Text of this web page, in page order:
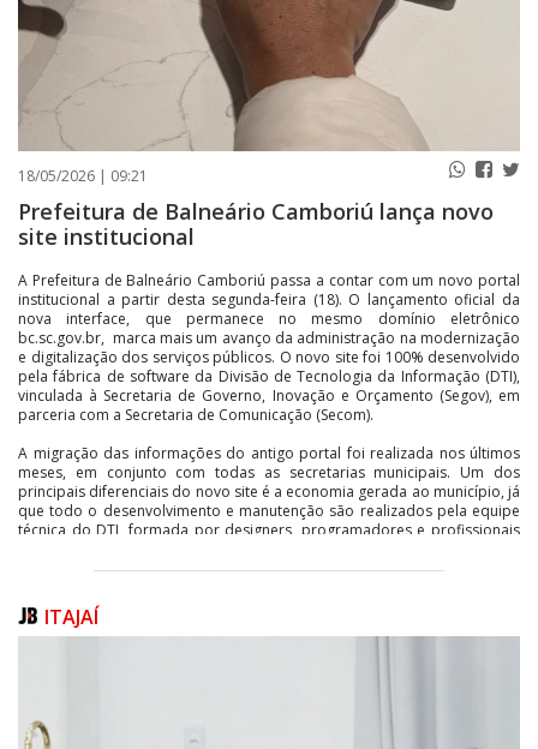
18/05/2026 | 09:21
Prefeitura de Balneário Camboriú lança novo
site institucional
A Prefeitura de Balneário Camboriú passa a contar com um novo portal
institucional a partir desta segunda-feira (18). O lançamento oficial da
nova interface, que permanece no mesmo domínio eletrônico
bc.sc.gov.br, marca mais um avanço da administração na modernização
e digitalização dos serviços públicos. O novo site foi 100% desenvolvido
pela fábrica de software da Divisão de Tecnologia da Informação (DTI),
vinculada à Secretaria de Governo, Inovação e Orçamento (Segov), em
parceria com a Secretaria de Comunicação (Secom).
A migração das informações do antigo portal foi realizada nos últimos
meses, em conjunto com todas as secretarias municipais. Um dos
principais diferenciais do novo site é a economia gerada ao município, já
que todo o desenvolvimento e manutenção são realizados pela equipe
técnica do DTI, formada por designers, programadores e profissionais
Os serviços do portal foram organizados conforme o perfil de cada
público: “Cidadão”, “Servidor”, Empresa” e “Turista”. Além disso, todas as
população.
ITAJAÍ